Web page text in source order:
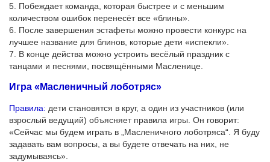
5. Побеждает команда, которая быстрее и с меньшим
количеством ошибок перенесёт все «блины».
6. После завершения эстафеты можно провести конкурс на
лучшее название для блинов, которые дети «испекли».
7. В конце действа можно устроить весёлый праздник с
танцами и песнями, посвящёнными Масленице.
Игра «Масленичный лоботряс»
Правила: дети становятся в круг, а один из участников (или
взрослый ведущий) объясняет правила игры. Он говорит:
«Сейчас мы будем играть в „Масленичного лоботряса“. Я буду
задавать вам вопросы, а вы будете отвечать на них, не
задумываясь».